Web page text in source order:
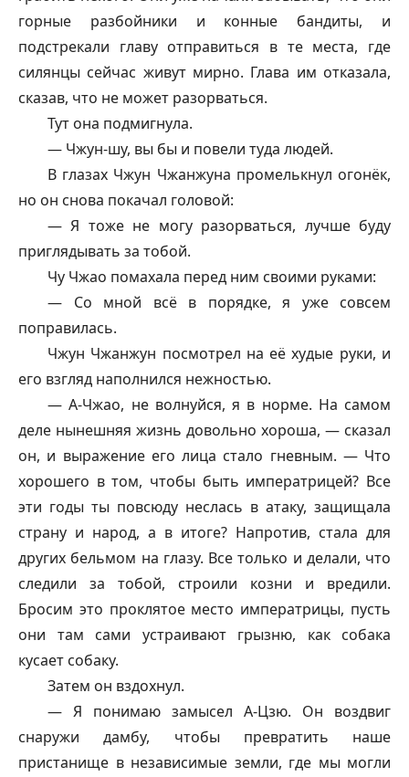
горные разбойники и конные бандиты, и
подстрекали главу отправиться в те места, где
силянцы сейчас живут мирно. Глава им отказала,
сказав, что не может разорваться.
Тут она подмигнула.
— Чжун-шу, вы бы и повели туда людей.
В глазах Чжун Чжанжуна промелькнул огонёк,
но он снова покачал головой:
— Я тоже не могу разорваться, лучше буду
приглядывать за тобой.
Чу Чжао помахала перед ним своими руками:
— Со мной всё в порядке, я уже совсем
поправилась.
Чжун Чжанжун посмотрел на её худые руки, и
его взгляд наполнился нежностью.
— А-Чжао, не волнуйся, я в норме. На самом
деле нынешняя жизнь довольно хороша, — сказал
он, и выражение его лица стало гневным. — Что
хорошего в том, чтобы быть императрицей? Все
эти годы ты повсюду неслась в атаку, защищала
страну и народ, а в итоге? Напротив, стала для
других бельмом на глазу. Все только и делали, что
следили за тобой, строили козни и вредили.
Бросим это проклятое место императрицы, пусть
они там сами устраивают грызню, как собака
кусает собаку.
Затем он вздохнул.
— Я понимаю замысел А-Цзю. Он воздвиг
снаружи дамбу, чтобы превратить наше
пристанище в независимые земли, где мы могли